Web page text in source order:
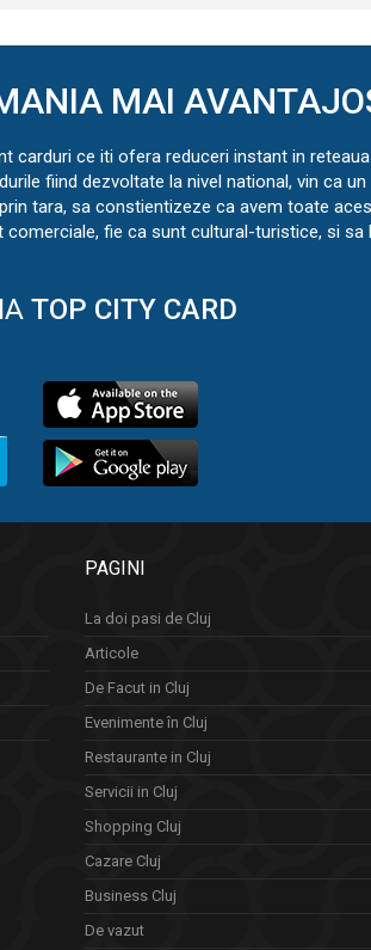
MAI
carduri ce iti ofera reduceri instant in
fiind dezvoltate la nivel national, vin ca
tara, sa constientizeze ca avem toate
fie ca sunt cultural-turistice, si sa
TOP CITY CARD
PAGINI
La doi pasi de Cluj
Articole
De Facut in Cluj
Evenimente în Cluj
Restaurante in Cluj
Servicii in Cluj
Shopping Cluj
Cazare Cluj
Business Cluj
De vazut